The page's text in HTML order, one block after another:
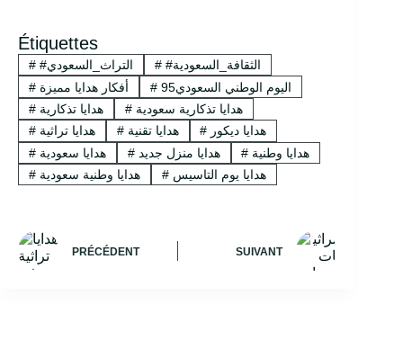
Étiquettes
# #التراث_السعودي #
#الثقافة_السعودية
# أفكار هدايا مميزة #
اليوم الوطني السعودي95
# هدايا تذكارية # هدايا تذكارية سعودية
# هدايا تراثية # هدايا تقنية # هدايا ديكور
# هدايا سعودية # هدايا منزل جديد # هدايا وطنية
# هدايا وطنية سعودية # هدايا يوم التاسيس
PRÉCÉDENT SUIVANT